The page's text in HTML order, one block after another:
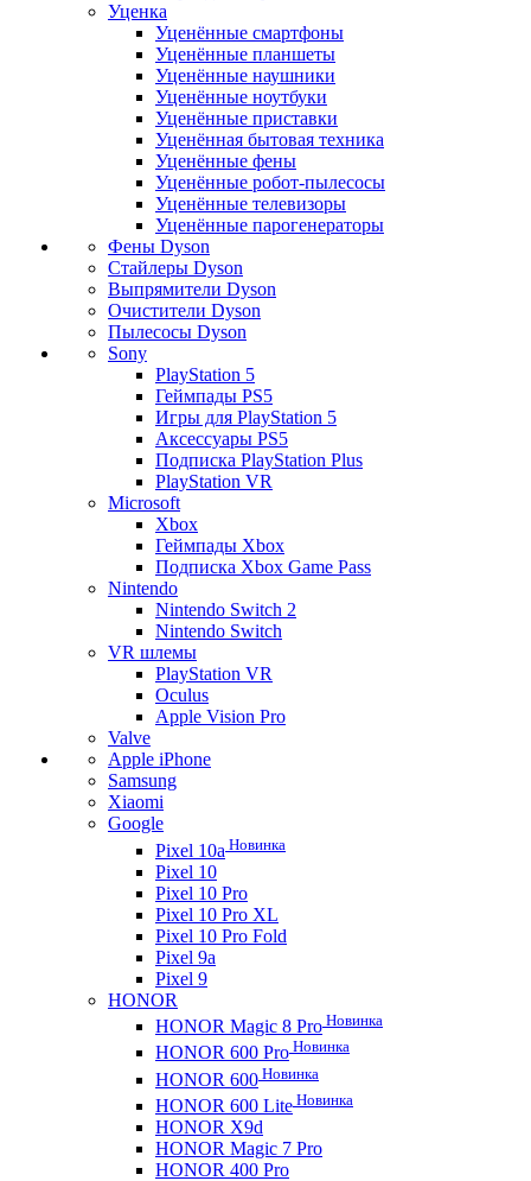
Уценка
Уценённые смартфоны
Уценённые планшеты
Уценённые наушники
Уценённые ноутбуки
Уценённые приставки
Уценённая бытовая техника
Уценённые фены
Уценённые робот-пылесосы
Уценённые телевизоры
Уценённые парогенераторы
Фены Dyson
Стайлеры Dyson
Выпрямители Dyson
Очистители Dyson
Пылесосы Dyson
Sony
PlayStation 5
Геймпады PS5
Игры для PlayStation 5
Аксессуары PS5
Подписка PlayStation Plus
PlayStation VR
Microsoft
Xbox
Геймпады Xbox
Подписка Xbox Game Pass
Nintendo
Nintendo Switch 2
Nintendo Switch
VR шлемы
PlayStation VR
Oculus
Apple Vision Pro
Valve
Apple iPhone
Samsung
Xiaomi
Google
Pixel 10a Новинка
Pixel 10
Pixel 10 Pro
Pixel 10 Pro XL
Pixel 10 Pro Fold
Pixel 9a
Pixel 9
HONOR
HONOR Magic 8 Pro Новинка
HONOR 600 Pro Новинка
HONOR 600 Новинка
HONOR 600 Lite Новинка
HONOR X9d
HONOR Magic 7 Pro
HONOR 400 Pro